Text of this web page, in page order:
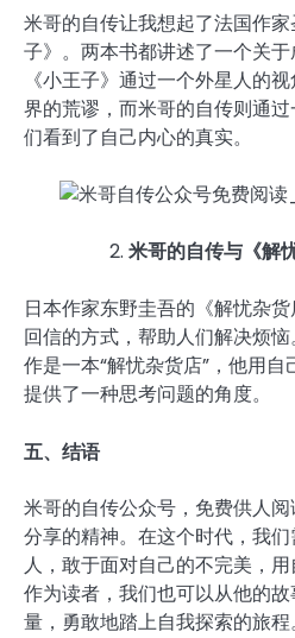
米哥的自传让我想起了法国作
子》。两本书都讲述了一个关于
《小王子》通过一个外星人的
界的荒谬，而米哥的自传则通
们看到了自己内心的真实。
米哥的自传与《解
日本作家东野圭吾的《解忧杂
回信的方式，帮助人们解决烦
作是一本“解忧杂货店”，他用
提供了一种思考问题的角度。
五、结语
米哥的自传公众号，免费供人
分享的精神。在这个时代，我
人，敢于面对自己的不完美，
作为读者，我们也可以从他的
量，勇敢地踏上自我探索的旅程。